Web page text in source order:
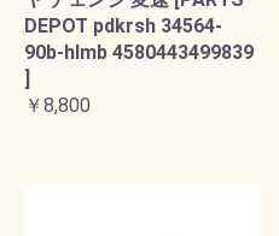
DEPOT pdkrsh 34564-
90b-hlmb 4580443499839
]
￥8,800